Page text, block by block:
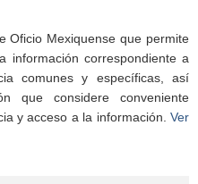
Oficio Mexiquense que permite
información correspondiente a
comunes y específicas, así
que considere conveniente
y acceso a la información. Ver